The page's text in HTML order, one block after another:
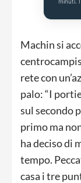
Machin si
rete con
palo: “I
sul secondo
primo ma
ha deciso di
tempo.
casa i tre